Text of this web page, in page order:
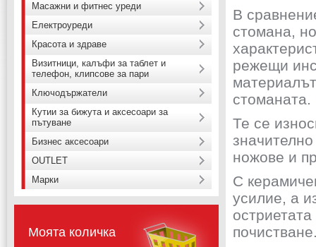
В
стомана,
режещи
стоманата.
Те се
ножове и
С
усилие, а
Масажни и фитнес уреди
Електроуреди
Красота и здраве
Визитници, калъфи за таблет и
телефон, клипсове за пари
Ключодържатели
Кутии за бижута и аксесоари за
пътуване
Бизнес аксесоари
OUTLET
Марки
Моята количка